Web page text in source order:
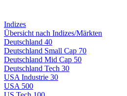
Indizes
Übersicht nach Indizes/Märkten
Deutschland 40
Deutschland Small Cap 70
Deutschland Mid Cap 50
Deutschland Tech 30
USA Industrie 30
USA 500